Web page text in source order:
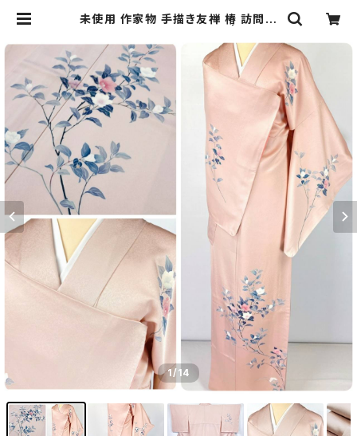
未使用 作家物 手描き友禅 椿 訪問着
o Re:和 [online store] キモノリワ
着物 帯
1/14